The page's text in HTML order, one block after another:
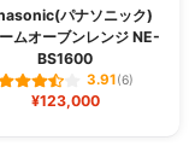
パナソニック)
ムオーブンレンジ NE-
BS1600
3.91(6)
¥123,000